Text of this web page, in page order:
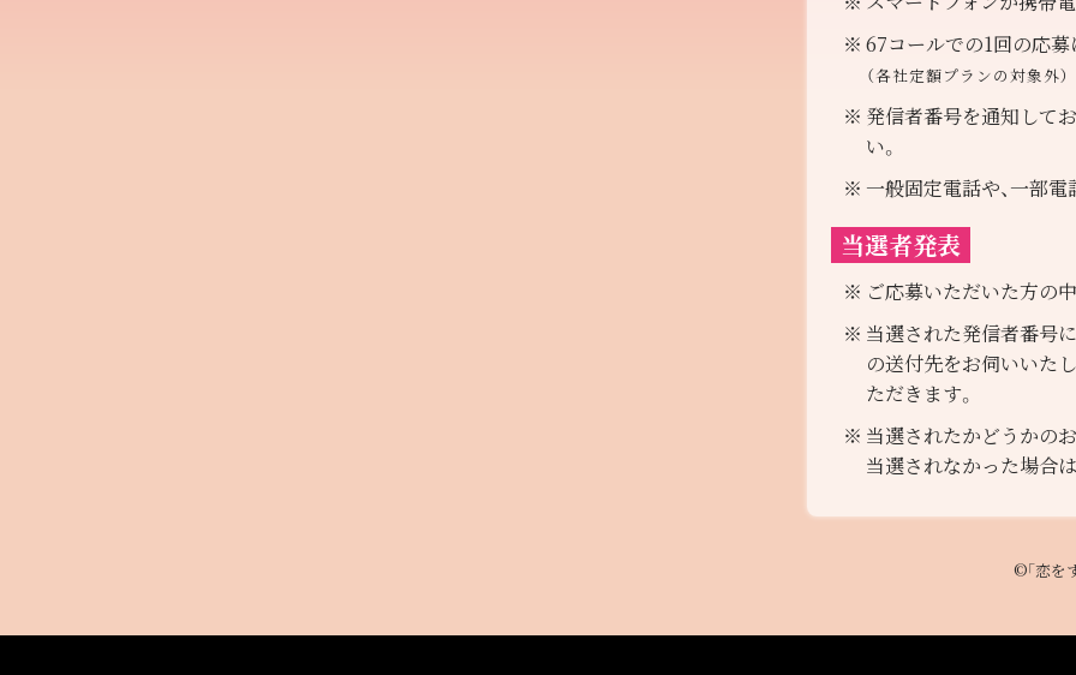
67コールでの1回の応
（各社定額プランの対象外）
発信者番号を通知して
い。
一般固定電話や、一部
当選者発表
ご応募いただいた方の
当選された発信者番号
の送付先をお伺いいた
ただきます。
当選されたかどうかの
当選されなかった場合
©「恋を